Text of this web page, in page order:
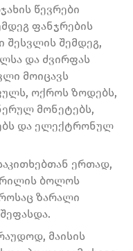
წევრები
ფანჯრების
შესვლის შემდეგ,
და ძვირფას
მოიცავს
ოქროს ზოდებს,
მონეტებს,
და ელექტრონულ
ერთად,
ბოლოს
ზარალი
მაისის